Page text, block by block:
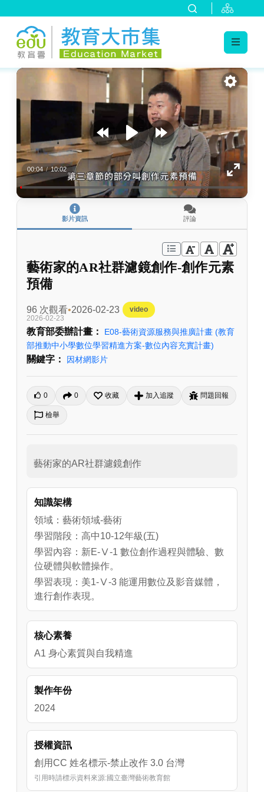
:::
00:04 / 10:02
影片資訊 評論
藝術家的AR社群濾鏡創作-創作元素
預備
96 次觀看 2026-02-23
video
2026-02-23
教育部委辦計畫： E08-藝術資源服務與推廣計畫 (教育
部推動中小學數位學習精進方案-數位內容充實計畫)
關鍵字： 因材網影片
0 0 收藏 加入追蹤 問題回報
檢舉
藝術家的AR社群濾鏡創作
知識架構
領域：藝術領域-藝術
學習階段：高中10-12年級(五)
學習內容：新E-Ⅴ-1 數位創作過程與體驗、數
位硬體與軟體操作。
學習表現：美1-Ⅴ-3 能運用數位及影音媒體，
進行創作表現。
核心素養
A1 身心素質與自我精進
製作年份
2024
授權資訊
創用CC 姓名標示-禁止改作 3.0 台灣
引用時請標示資料來源:國立臺灣藝術教育館